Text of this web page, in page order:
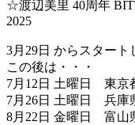
☆渡辺美里 40周年
2025
3月29日 からスタート
この後は・・・
7月12日 土曜日 東京
7月26日 土曜日 兵庫
8月22日 金曜日 富山